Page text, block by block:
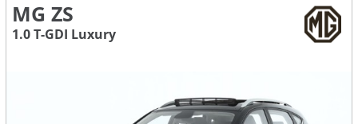
MG ZS
1.0 T-GDI Luxury